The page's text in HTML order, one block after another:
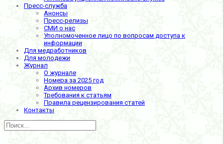
Пресс-служба
Анонсы
Пресс-релизы
СМИ о нас
Уполномоченное лицо по вопросам доступа к
информации
Для медработников
Для молодежи
Журнал
О журнале
Номера за 2025 год
Архив номеров
Требования к статьям
Правила рецензирования статей
Контакты